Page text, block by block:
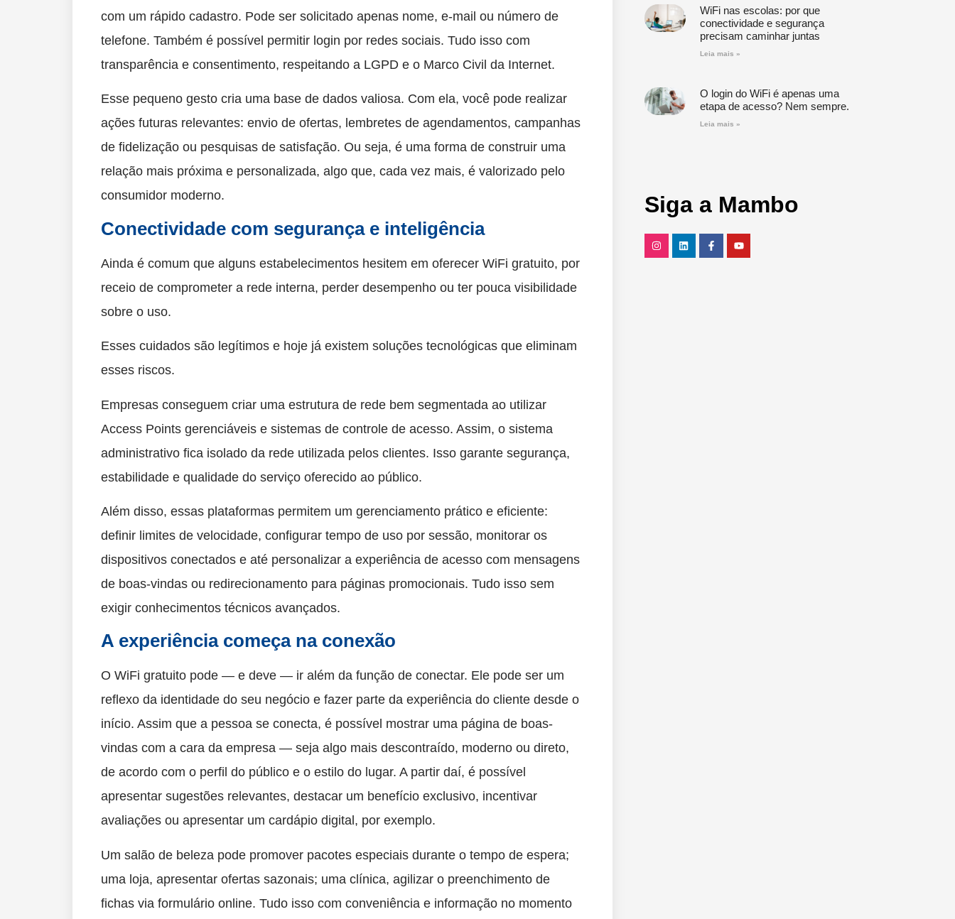
com um rápido cadastro. Pode ser solicitado apenas nome, e-mail ou número de
telefone. Também é possível permitir login por redes sociais. Tudo isso com
transparência e consentimento, respeitando a LGPD e o Marco Civil da Internet.
Esse pequeno gesto cria uma base de dados valiosa. Com ela, você pode realizar
ações futuras relevantes: envio de ofertas, lembretes de agendamentos, campanhas
de fidelização ou pesquisas de satisfação. Ou seja, é uma forma de construir uma
relação mais próxima e personalizada, algo que, cada vez mais, é valorizado pelo
consumidor moderno.
Conectividade com segurança e inteligência
Ainda é comum que alguns estabelecimentos hesitem em oferecer WiFi gratuito, por
receio de comprometer a rede interna, perder desempenho ou ter pouca visibilidade
sobre o uso.
Esses cuidados são legítimos e hoje já existem soluções tecnológicas que eliminam
esses riscos.
Empresas conseguem criar uma estrutura de rede bem segmentada ao utilizar
Access Points gerenciáveis e sistemas de controle de acesso. Assim, o sistema
administrativo fica isolado da rede utilizada pelos clientes. Isso garante segurança,
estabilidade e qualidade do serviço oferecido ao público.
Além disso, essas plataformas permitem um gerenciamento prático e eficiente:
definir limites de velocidade, configurar tempo de uso por sessão, monitorar os
dispositivos conectados e até personalizar a experiência de acesso com mensagens
de boas-vindas ou redirecionamento para páginas promocionais. Tudo isso sem
exigir conhecimentos técnicos avançados.
A experiência começa na conexão
O WiFi gratuito pode — e deve — ir além da função de conectar. Ele pode ser um
reflexo da identidade do seu negócio e fazer parte da experiência do cliente desde o
início. Assim que a pessoa se conecta, é possível mostrar uma página de boas-
vindas com a cara da empresa — seja algo mais descontraído, moderno ou direto,
de acordo com o perfil do público e o estilo do lugar. A partir daí, é possível
apresentar sugestões relevantes, destacar um benefício exclusivo, incentivar
avaliações ou apresentar um cardápio digital, por exemplo.
Um salão de beleza pode promover pacotes especiais durante o tempo de espera;
uma loja, apresentar ofertas sazonais; uma clínica, agilizar o preenchimento de
fichas via formulário online. Tudo isso com conveniência e informação no momento
WiFi nas escolas: por que
conectividade e segurança
precisam caminhar juntas
Leia mais »
O login do WiFi é apenas uma
etapa de acesso? Nem sempre.
Leia mais »
Siga a Mambo